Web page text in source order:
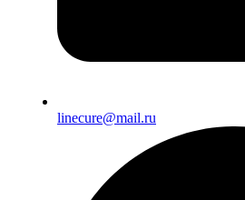
linecure@mail.ru